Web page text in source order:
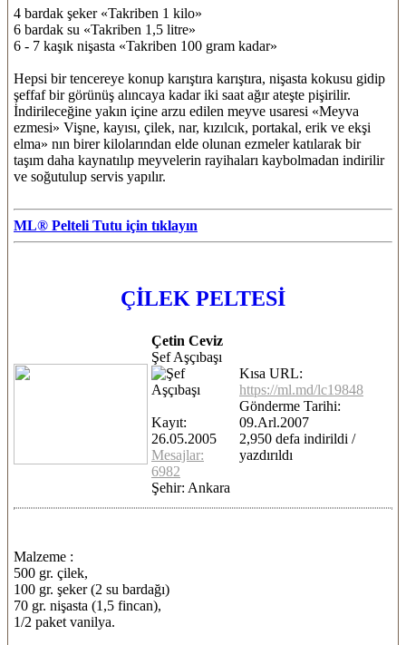
4 bardak şeker «Takriben 1 kilo»
6 bardak su «Takriben 1,5 litre»
6 - 7 kaşık nişasta «Takriben 100 gram kadar»
Hepsi bir tencereye konup karıştıra karıştıra, nişasta kokusu gidip
şeffaf bir görünüş alıncaya kadar iki saat ağır ateşte pişirilir.
İndirileceğine yakın içine arzu edilen meyve usaresi «Meyva
ezmesi» Vişne, kayısı, çilek, nar, kızılcık, portakal, erik ve ekşi
elma» nın birer kilolarından elde olunan ezmeler katılarak bir
taşım daha kaynatılıp meyvelerin rayihaları kaybolmadan indirilir
ve soğutulup servis yapılır.
ML® Pelteli Tutu için tıklayın
ÇİLEK PELTESİ
Çetin Ceviz
Şef Aşçıbaşı
Kayıt:
26.05.2005
Mesajlar:
6982
Şehir: Ankara
Kısa URL:
https://ml.md/lc19848
Gönderme Tarihi:
09.Arl.2007
2,950 defa indirildi /
yazdırıldı
Malzeme :
500 gr. çilek,
100 gr. şeker (2 su bardağı)
70 gr. nişasta (1,5 fincan),
1/2 paket vanilya.